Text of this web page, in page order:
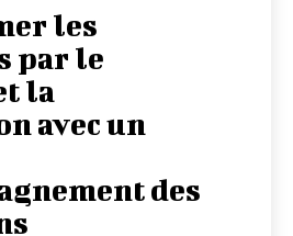
les
par le
la
avec un
des